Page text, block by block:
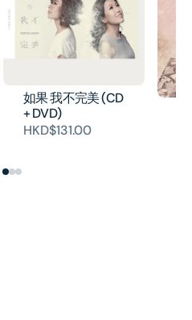
如果 我不完美 (CD
+ DVD)
HKD$131.00